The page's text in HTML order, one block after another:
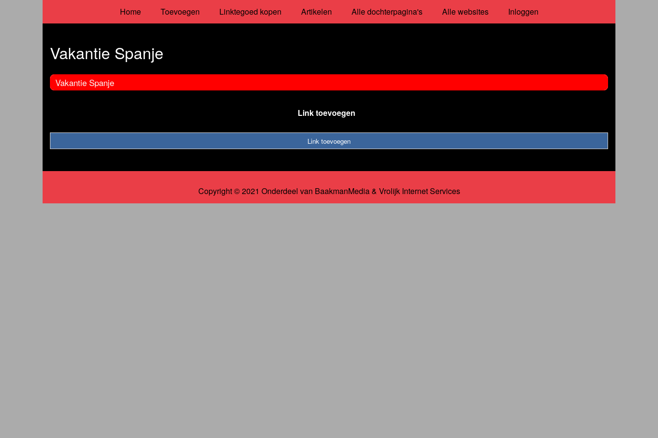
Home Toevoegen Linktegoed kopen Artikelen Alle dochterpagina's Alle websites Inloggen
Vakantie Spanje
Vakantie Spanje
Link toevoegen
Link toevoegen
Copyright © 2021 Onderdeel van BaakmanMedia& Vrolijk Internet Services